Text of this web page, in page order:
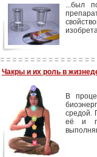
...был
Чакры и их роль в
В
средой.
её и